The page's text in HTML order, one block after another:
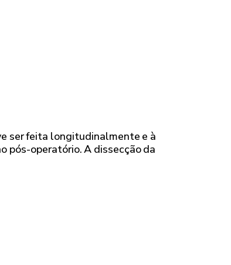
ser feita longitudinalmente e à
pós-operatório. A dissecção da